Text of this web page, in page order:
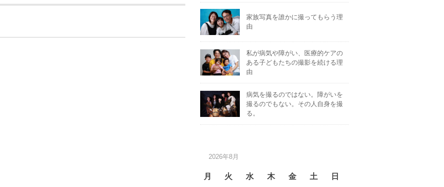
家族写真を誰かに撮ってもらう理
由
私が病気や障がい、医療的ケアの
ある子どもたちの撮影を続ける理
由
病気を撮るのではない。障がいを
撮るのでもない。その人自身を撮
る。
2026年8月
月 火 水 木 金 土 日